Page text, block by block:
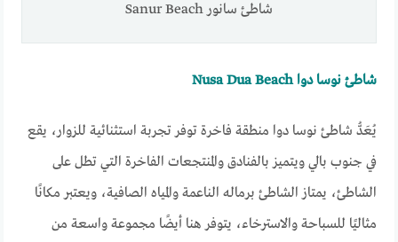
شاطئ سانور Sanur Beach
شاطئ نوسا دوا Nusa Dua Beach
يُعَدُّ شاطئ نوسا دوا منطقة فاخرة توفر تجربة استثنائية للزوار، يقع
في جنوب بالي ويتميز بالفنادق والمنتجعات الفاخرة التي تطل على
الشاطئ، يمتاز الشاطئ برماله الناعمة والمياه الصافية، ويعتبر مكانًا
مثاليًا للسباحة والاسترخاء، يتوفر هنا أيضًا مجموعة واسعة من